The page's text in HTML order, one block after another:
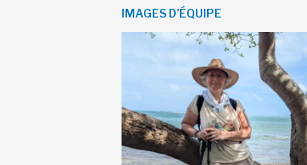
suite
IMAGES D’ÉQUIPE